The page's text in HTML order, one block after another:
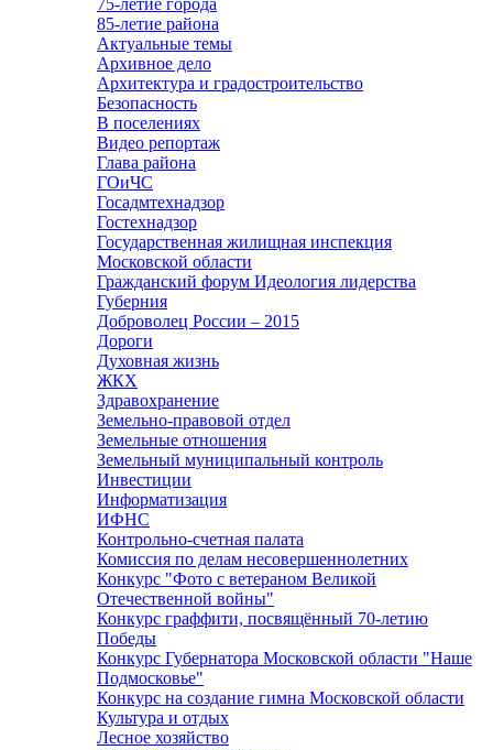
75-летие города
85-летие района
Актуальные темы
Архивное дело
Архитектура и градостроительство
Безопасность
В поселениях
Видео репортаж
Глава района
ГОиЧС
Госадмтехнадзор
Гостехнадзор
Государственная жилищная инспекция
Московской области
Гражданский форум Идеология лидерства
Губерния
Доброволец России – 2015
Дороги
Духовная жизнь
ЖКХ
Здравохранение
Земельно-правовой отдел
Земельные отношения
Земельный муниципальный контроль
Инвестиции
Информатизация
ИФНС
Контрольно-счетная палата
Комиссия по делам несовершеннолетних
Конкурс "Фото с ветераном Великой
Отечественной войны"
Конкурс граффити, посвящённый 70-летию
Победы
Конкурс Губернатора Московской области "Наше
Подмосковье"
Конкурс на создание гимна Московской области
Культура и отдых
Лесное хозяйство